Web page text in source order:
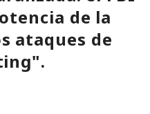
apodera de
npm que
de
de la
ataques de